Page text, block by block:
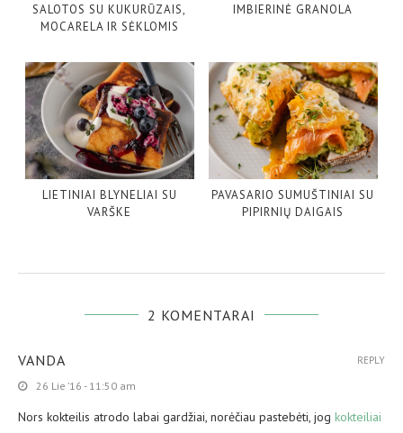
SALOTOS SU KUKURŪZAIS,
MOCARELA IR SĖKLOMIS
IMBIERINĖ GRANOLA
LIETINIAI BLYNELIAI SU
VARŠKE
PAVASARIO SUMUŠTINIAI SU
PIPIRNIŲ DAIGAIS
2 KOMENTARAI
VANDA
26 Lie ’16 - 11:50 am
Nors kokteilis atrodo labai gardžiai, norėčiau pastebėti, jog kokteiliai
REPLY